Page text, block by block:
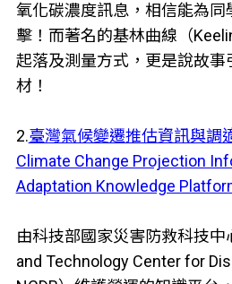
氧化碳濃度訊息，相信能為同
擊！而著名的基林曲線（
起落及測量方式，更是說故事
材！
2.臺灣氣候變遷推估資訊與調
Climate Change Projection
Adaptation Knowledge
由科技部國家災害防救科技
and Technology Center for